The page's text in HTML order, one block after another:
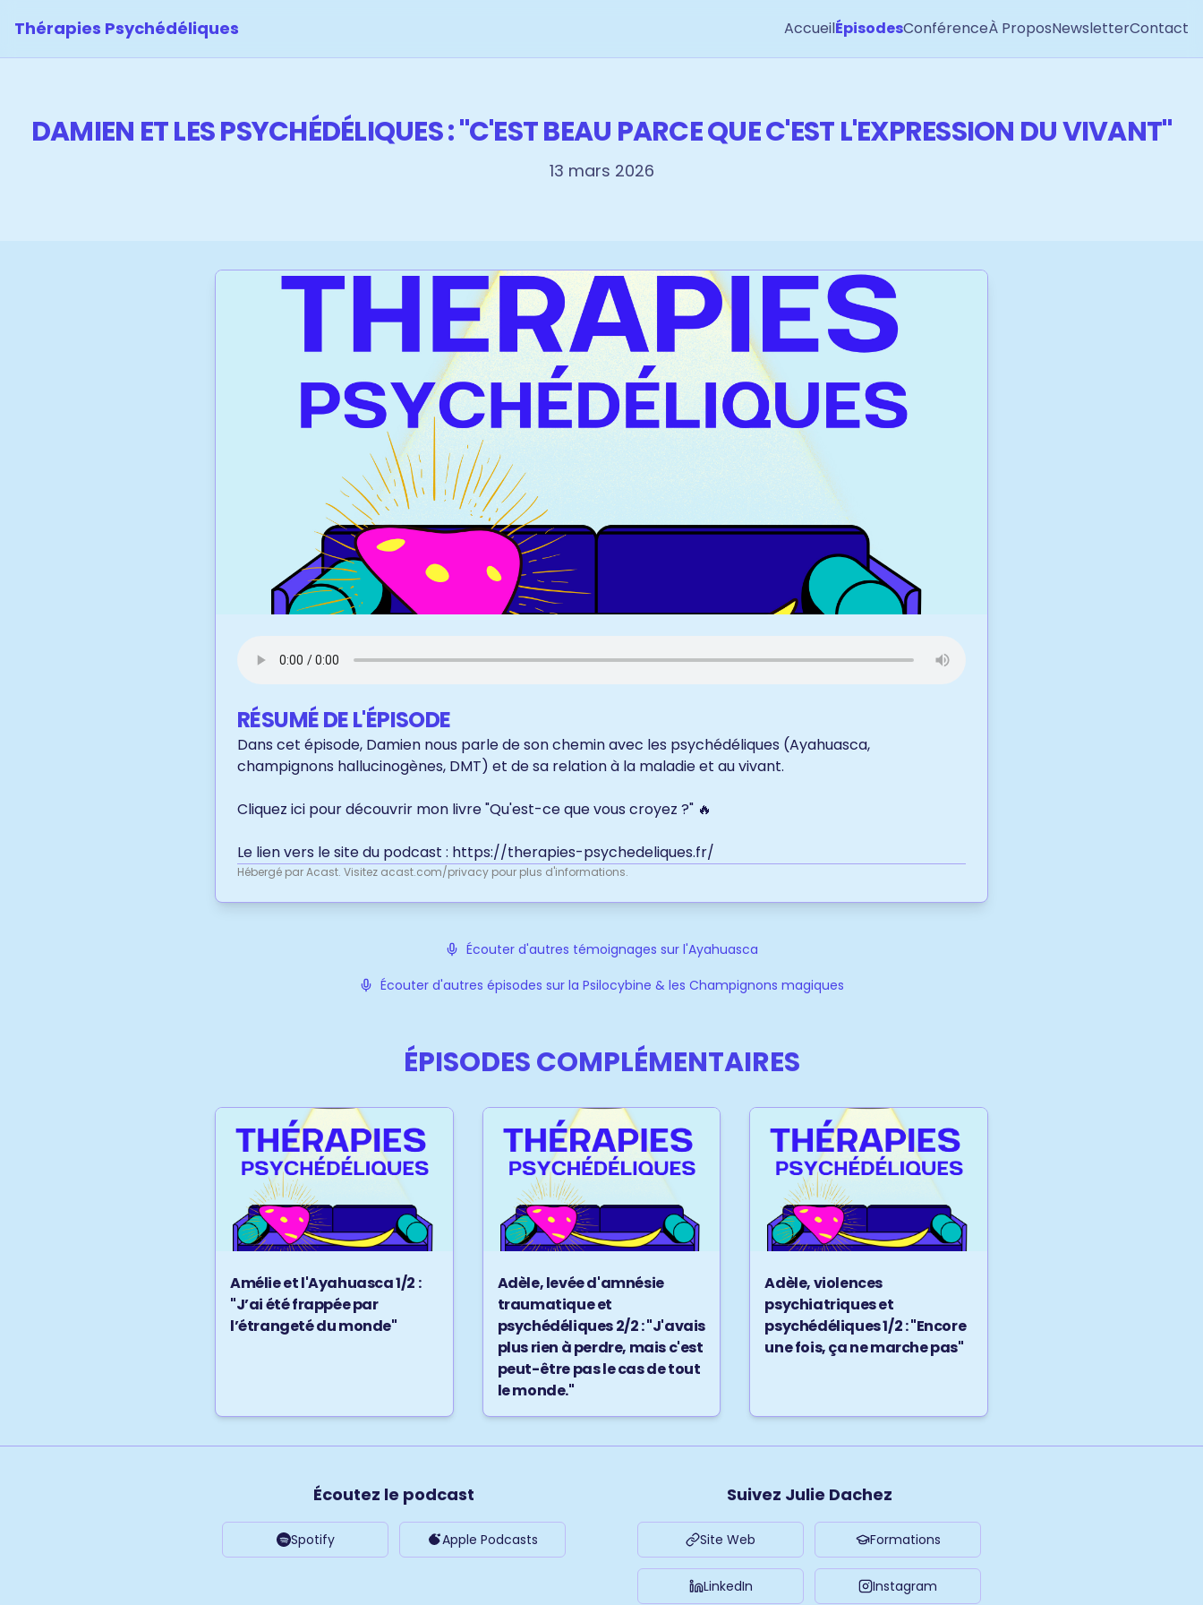
Thérapies Psychédéliques AccueilÉpisodesConférenceÀ ProposNewsletterContact
DAMIEN ET LES PSYCHÉDÉLIQUES : "C'EST BEAU PARCE QUE C'EST L'EXPRESSION DU VIVANT"
13 mars 2026
RÉSUMÉ DE L'ÉPISODE
Dans cet épisode, Damien nous parle de son chemin avec les psychédéliques (Ayahuasca,
champignons hallucinogènes, DMT) et de sa relation à la maladie et au vivant.
Cliquez ici pour découvrir mon livre "Qu'est-ce que vous croyez ?" 🔥
Le lien vers le site du podcast : https://therapies-psychedeliques.fr/
Hébergé par Acast. Visitez acast.com/privacy pour plus d'informations.
Écouter d'autres témoignages sur l'Ayahuasca
Écouter d'autres épisodes sur la Psilocybine & les Champignons magiques
ÉPISODES COMPLÉMENTAIRES
Amélie et l'Ayahuasca 1/2 :
"J’ai été frappée par
l’étrangeté du monde"
Adèle, levée d'amnésie
traumatique et
psychédéliques 2/2 : "J'avais
plus rien à perdre, mais c'est
peut-être pas le cas de tout
le monde."
Adèle, violences
psychiatriques et
psychédéliques 1/2 : "Encore
une fois, ça ne marche pas"
Écoutez le podcast
Spotify Apple Podcasts
Suivez Julie Dachez
Site Web Formations
LinkedIn Instagram